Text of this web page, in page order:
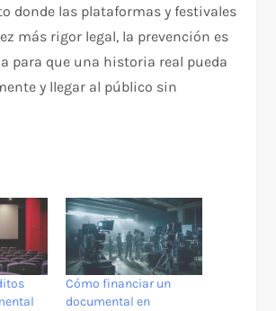
donde las plataformas y festivales
más rigor legal, la prevención es
para que una historia real pueda
y llegar al público sin
Cómo financiar un
documental en